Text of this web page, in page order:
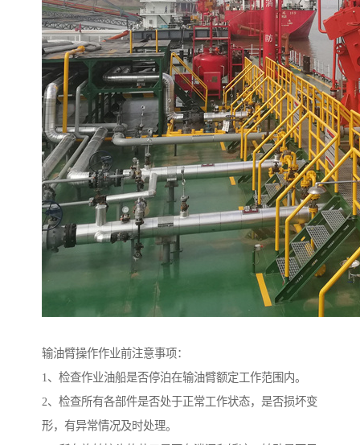
输油臂操作作业前注意事项：
1、检查作业油船是否停泊在输油臂额定工作范围内。
2、检查所有各部件是否处于正常工作状态，是否损坏变
形，有异常情况及时处理。